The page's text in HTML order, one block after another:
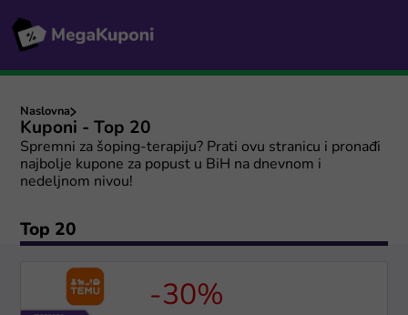
Naslovna
Kuponi - Top 20
Spremni za šoping-terapiju? Prati ovu stranicu i pronađi
najbolje kupone za popust u BiH na dnevnom i
nedeljnom nivou!
Top 20
-30%